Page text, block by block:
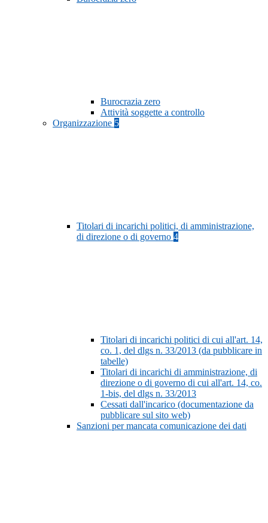
Burocrazia zero
Attività soggette a controllo
Organizzazione 5
Titolari di incarichi politici, di amministrazione,
di direzione o di governo 4
Titolari di incarichi politici di cui all'art. 14,
co. 1, del dlgs n. 33/2013 (da pubblicare in
tabelle)
Titolari di incarichi di amministrazione, di
direzione o di governo di cui all'art. 14, co.
1-bis, del dlgs n. 33/2013
Cessati dall'incarico (documentazione da
pubblicare sul sito web)
Sanzioni per mancata comunicazione dei dati